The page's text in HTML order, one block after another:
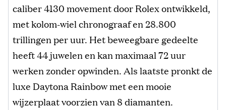
caliber 4130 movement door Rolex ontwikkeld,
met kolom-wiel chronograaf en 28.800
trillingen per uur. Het beweegbare gedeelte
heeft 44 juwelen en kan maximaal 72 uur
werken zonder opwinden. Als laatste pronkt de
luxe Daytona Rainbow met een mooie
wijzerplaat voorzien van 8 diamanten.